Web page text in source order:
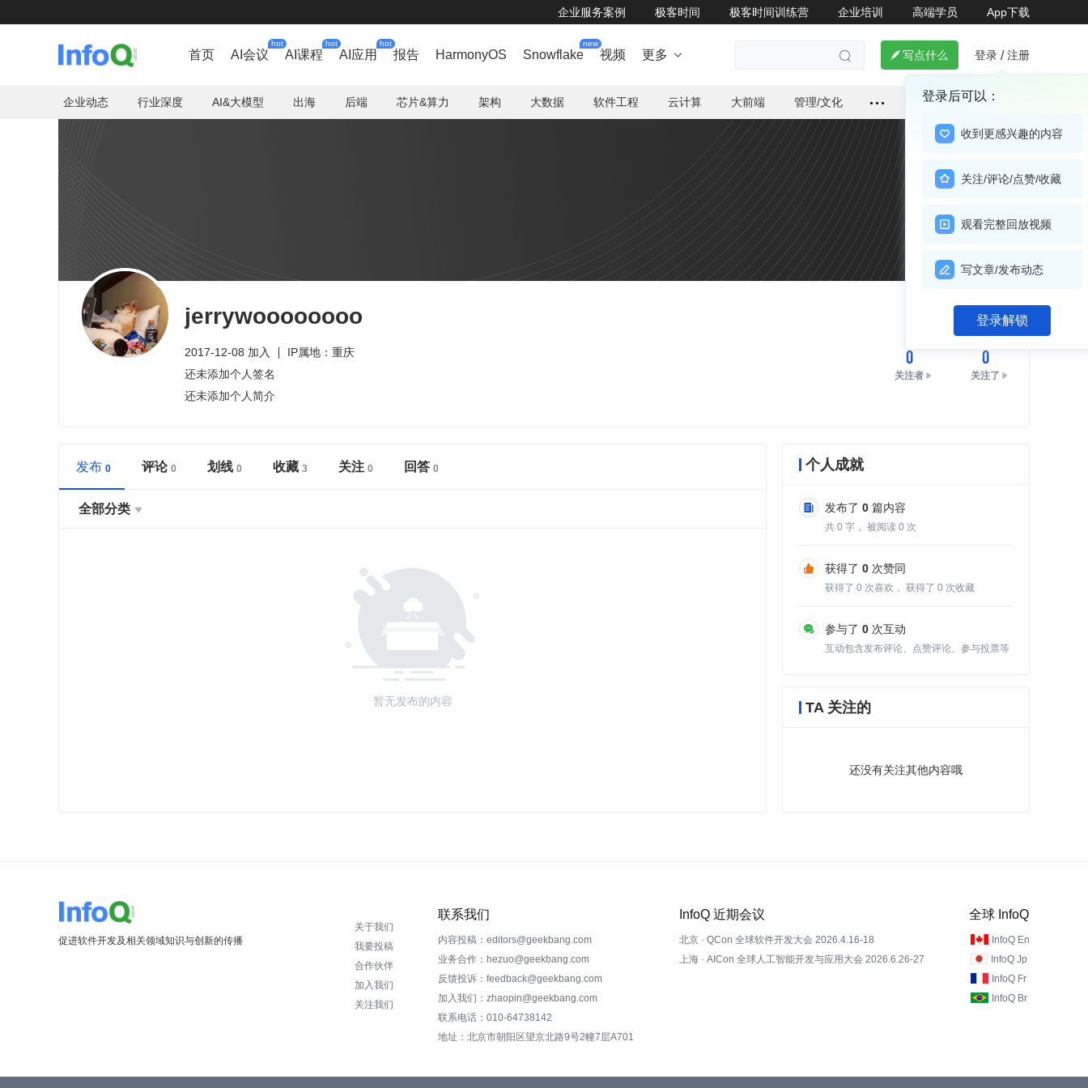
企业服务案例 极客时间 极客时间训练营 企业培训 高端学员 App下载
首页 AI会议
hot
AI课程
hot
AI应用
hot
报告 HarmonyOS Snowflake
new
视频 更多    写点什么 登录 / 注册
登录后可以：
收到更感兴趣的内容
关注/评论/点赞/收藏
观看完整回放视频
写文章/发布动态
登录解锁
企业动态 行业深度 AI&大模型 出海 后端 芯片&算力 架构 大数据 软件工程 云计算 大前端 管理/文化
jerrywoooooooo
2017-12-08 加入
IP属地：重庆
还未添加个人签名
还未添加个人简介
关注
0
关注者
0
关注了
发布 评论 划线 收藏 关注 回答
全部分类 
暂无发布的内容
个人成就
发布了 0 篇内容
共 0 字， 被阅读 0 次
获得了 0 次赞同
获得了 0 次喜欢， 获得了 0 次收藏
参与了 0 次互动
互动包含发布评论、点赞评论、参与投票等
TA 关注的
还没有关注其他内容哦
促进软件开发及相关领域知识与创新的传播
关于我们
我要投稿
合作伙伴
加入我们
关注我们
联系我们
内容投稿：editors@geekbang.com
业务合作：hezuo@geekbang.com
反馈投诉：feedback@geekbang.com
加入我们：zhaopin@geekbang.com
联系电话：010-64738142
地址：北京市朝阳区望京北路9号2幢7层A701
InfoQ 近期会议
北京 · QCon 全球软件开发大会 2026.4.16-18
上海 · AICon 全球人工智能开发与应用大会 2026.6.26-27
全球 InfoQ
InfoQ En
InfoQ Jp
InfoQ Fr
InfoQ Br